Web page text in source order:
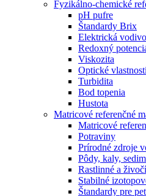
Fyzikálno-chemické
pH pufre
Štandardy Brix
Elektrická
Redoxný
Viskozita
Optické vlastnosti
Turbidita
Bod topenia
Hustota
Matricové referenčné
Matricové
Potraviny
Prírodné zdroje
Pôdy, kaly,
Rastlinné a
Stabilné
Štandardy pre